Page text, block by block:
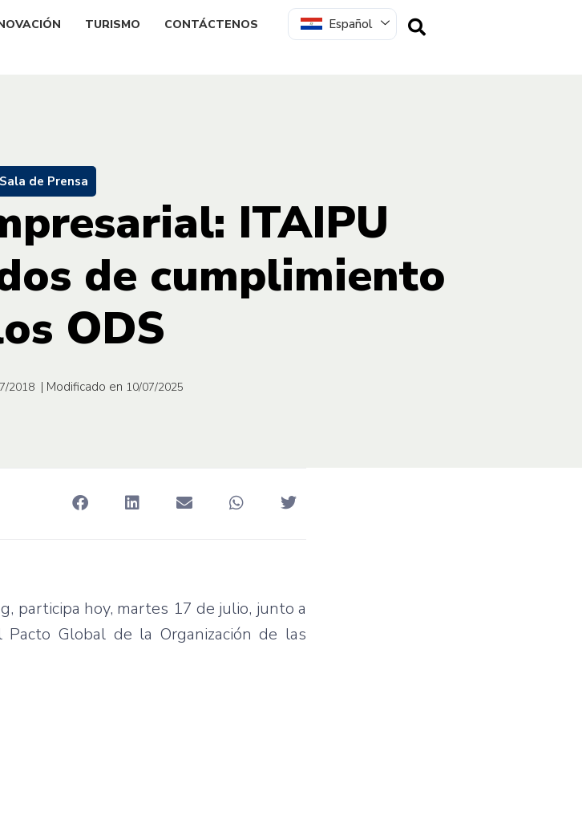
TURISMO CONTÁCTENOS Español
Sala de Prensa
ITAIPU
de cumplimiento
ODS
2018 | Modificado en 10/07/2025
participa hoy, martes 17 de julio, junto a
Global de la Organización de las